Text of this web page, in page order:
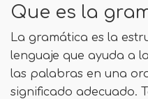
Que es la
La gramática es la
lenguaje que ayuda a
las palabras en una
significado adecuado.